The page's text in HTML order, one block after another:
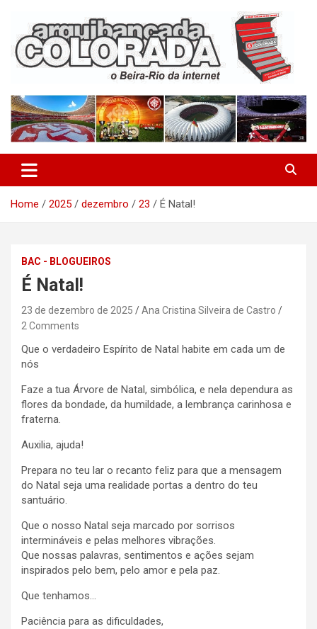
content
Arquibancada Colorada
Home 2025 dezembro 23 É Natal!
BAC - BLOGUEIROS
É Natal!
23 de dezembro de 2025
Ana Cristina Silveira de Castro
2 Comments
Que o verdadeiro Espírito de Natal habite em cada um de
nós
Faze a tua Árvore de Natal, simbólica, e nela dependura as
flores da bondade, da humildade, a lembrança carinhosa e
fraterna.
Auxilia, ajuda!
Prepara no teu lar o recanto feliz para que a mensagem
do Natal seja uma realidade portas a dentro do teu
santuário.
Que o nosso Natal seja marcado por sorrisos
intermináveis e pelas melhores vibrações.
Que nossas palavras, sentimentos e ações sejam
inspirados pelo bem, pelo amor e pela paz.
Que tenhamos…
Paciência para as dificuldades,